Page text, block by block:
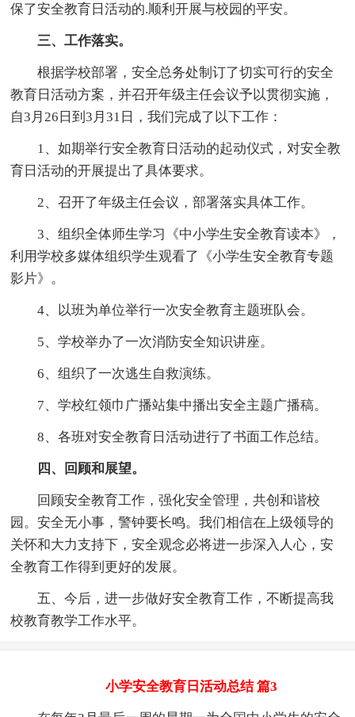
保了安全教育日活动的.顺利开展与校园的平安。
三、工作落实。
根据学校部署，安全总务处制订了切实可行的安全
教育日活动方案，并召开年级主任会议予以贯彻实施，
自3月26日到3月31日，我们完成了以下工作：
1、如期举行安全教育日活动的起动仪式，对安全教
育日活动的开展提出了具体要求。
2、召开了年级主任会议，部署落实具体工作。
3、组织全体师生学习《中小学生安全教育读本》，
利用学校多媒体组织学生观看了《小学生安全教育专题
影片》。
4、以班为单位举行一次安全教育主题班队会。
5、学校举办了一次消防安全知识讲座。
6、组织了一次逃生自救演练。
7、学校红领巾广播站集中播出安全主题广播稿。
8、各班对安全教育日活动进行了书面工作总结。
四、回顾和展望。
回顾安全教育工作，强化安全管理，共创和谐校
园。安全无小事，警钟要长鸣。我们相信在上级领导的
关怀和大力支持下，安全观念必将进一步深入人心，安
全教育工作得到更好的发展。
五、今后，进一步做好安全教育工作，不断提高我
校教育教学工作水平。
小学安全教育日活动总结 篇3